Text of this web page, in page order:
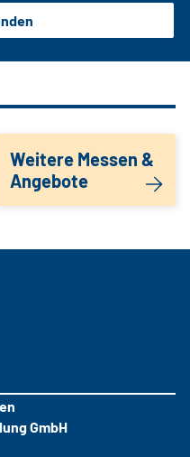
Weitere Messen &
Angebote
GmbH